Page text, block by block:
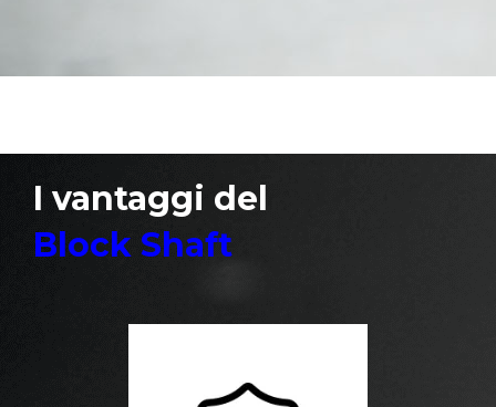
I vantaggi del
Block Shaft